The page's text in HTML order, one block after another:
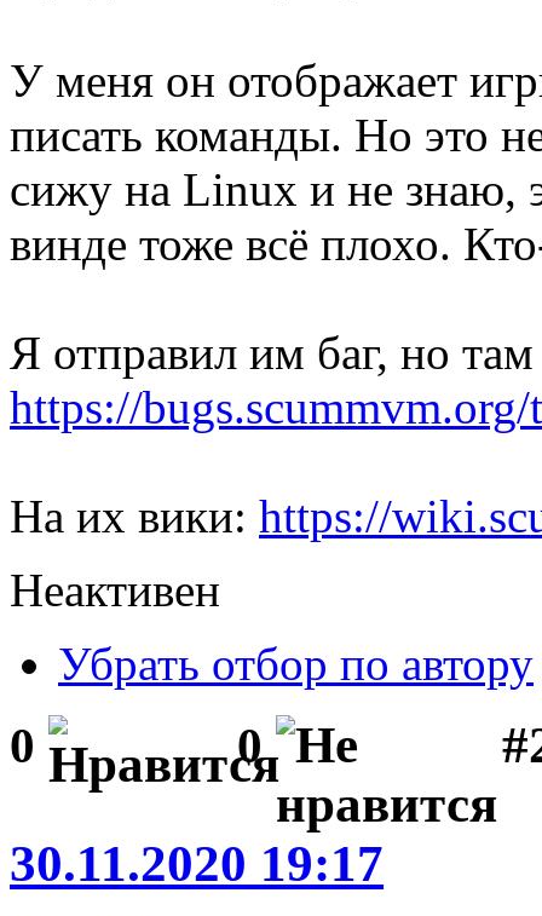
У меня он отображает
писать команды. Но это
сижу на Linux и не знаю,
винде тоже всё плохо.
Я отправил им баг, но
https://
На их вики: https://
Неактивен
Убрать отбор по автору
0 0
30.11.2020 19:17